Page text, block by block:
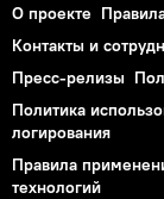
О проекте
Контакты и
Пресс-релизы
Политика
логирования
Правила
технологий